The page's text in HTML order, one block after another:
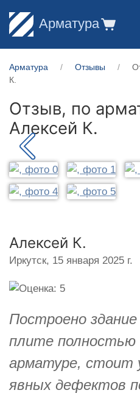
Арматура
Арматура Отзывы
К.
Отзыв, по
Алексей К.
Алексей К.
Иркутск, 15 января 2025 г.
Построено
плите полностью
арматуре, стоит
явных дефектов